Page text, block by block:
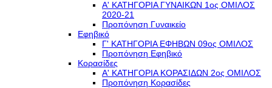
Α' ΚΑΤΗΓΟΡΙΑ ΓΥΝΑΙΚΩΝ 1ος ΟΜΙΛΟΣ
2020-21
Προπόνηση Γυναικείο
Εφηβικό
Γ' ΚΑΤΗΓΟΡΙΑ ΕΦΗΒΩΝ 09ος ΟΜΙΛΟΣ
Προπόνηση Εφηβικό
Κορασίδες
Α' ΚΑΤΗΓΟΡΙΑ ΚΟΡΑΣΙΔΩΝ 2ος ΟΜΙΛΟΣ
Προπόνηση Κορασίδες